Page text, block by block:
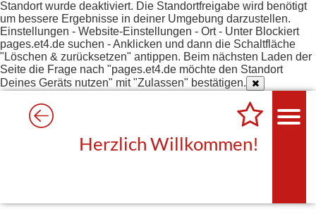
Standort wurde deaktiviert. Die Standortfreigabe wird benötigt
um bessere Ergebnisse in deiner Umgebung darzustellen.
Einstellungen - Website-Einstellungen - Ort - Unter Blockiert
pages.et4.de suchen - Anklicken und dann die Schaltfläche
"Löschen & zurücksetzen" antippen. Beim nächsten Laden der
Seite die Frage nach "pages.et4.de möchte den Standort
Deines Geräts nutzen" mit "Zulassen" bestätigen.
Herzlich Willkommen!